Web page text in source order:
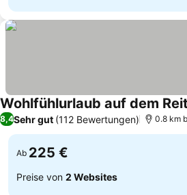
Wohlfühlurlaub auf dem
8,4Sehr gut (112 Bewertungen) 0.8 km
Ab 225 €
Preise von 2 Websites